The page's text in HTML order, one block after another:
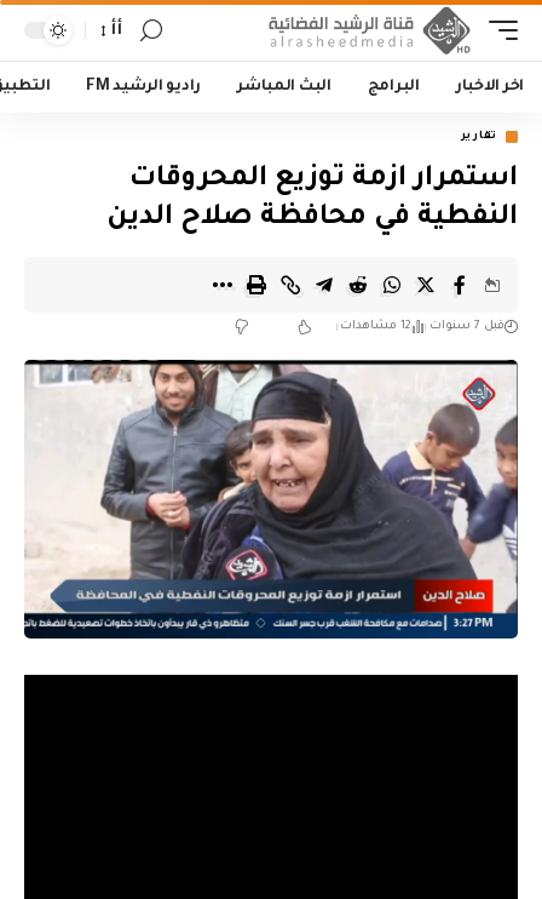
أأ
اخر الاخبار البرامج البث المباشر راديو الرشيد FM
تقارير
استمرار ازمة توزيع المحروقات
النفطية في محافظة صلاح الدين
قبل 7 سنوات 12 مشاهدات